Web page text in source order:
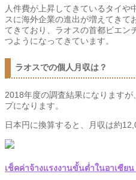
人件費が上昇してきているタイや
スに海外企業の進出が増えてきて
てきており、ラオスの首都ビエン
つようになってきています。
ラオスでの個人月収は？
2018年度の調査結果になります
プになります。
日本円に換算すると、月収は約
เช็คค่าจ้างแรงงานขั้นต่ำในอาเซีย